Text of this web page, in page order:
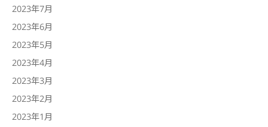
2023年7月
2023年6月
2023年5月
2023年4月
2023年3月
2023年2月
2023年1月